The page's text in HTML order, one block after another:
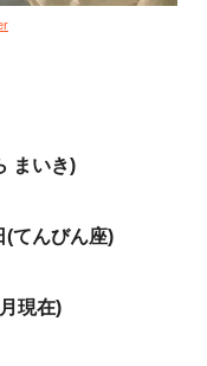
まいき)
てんびん座)
現在)